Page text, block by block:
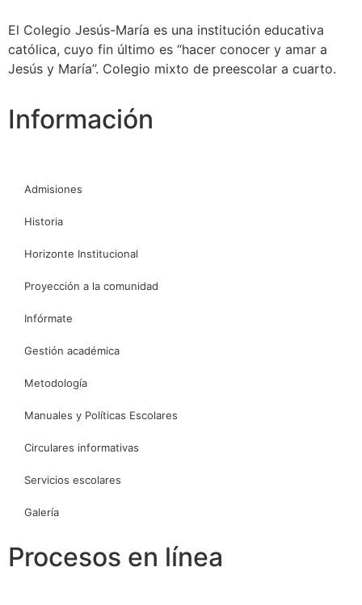
El Colegio Jesús-María es una institución educativa
católica, cuyo fin último es “hacer conocer y amar a
Jesús y María”. Colegio mixto de preescolar a cuarto.
Información
Admisiones
Historia
Horizonte Institucional
Proyección a la comunidad
Infórmate
Gestión académica
Metodología
Manuales y Políticas Escolares
Circulares informativas
Servicios escolares
Galería
Procesos en línea